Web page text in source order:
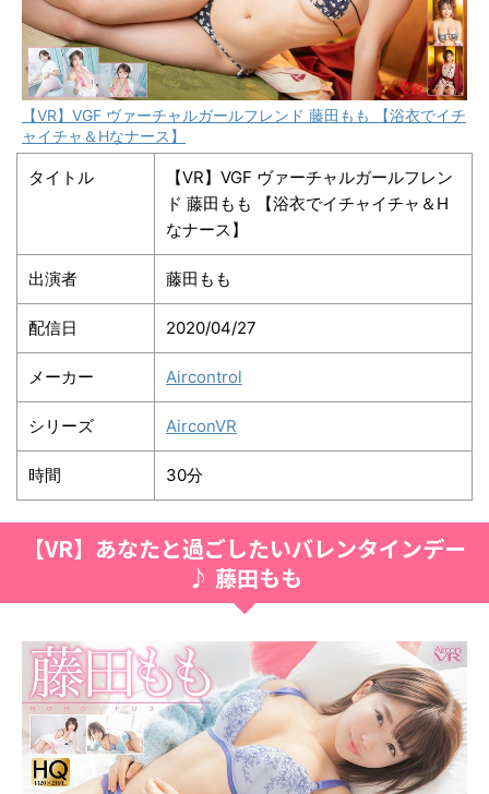
【VR】VGF ヴァーチャルガールフレンド 藤田もも 【浴衣でイチ
ャイチャ＆Hなナース】
タイトル
【VR】VGF ヴァーチャルガールフレン
ド 藤田もも 【浴衣でイチャイチャ＆H
なナース】
出演者 藤田もも
配信日 2020/04/27
メーカー Aircontrol
シリーズ AirconVR
時間 30分
【VR】あなたと過ごしたいバレンタインデー
♪ 藤田もも